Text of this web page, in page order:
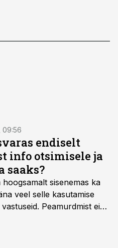
09:56
endiselt
info otsimisele ja
saaks?
sisenemas ka
veel selle kasutamise
Peamurdmist ei